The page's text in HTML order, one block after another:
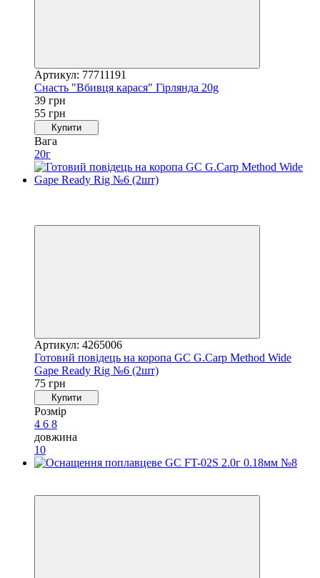
Артикул: 77711191
Снасть "Вбивця карася" Гірлянда 20g
39 грн
55 грн
Купити
Вага
20г
Артикул: 4265006
Готовий повідець на коропа GC G.Carp Method Wide
Gape Ready Rig №6 (2шт)
75 грн
Купити
Розмір
4 6 8
довжина
10